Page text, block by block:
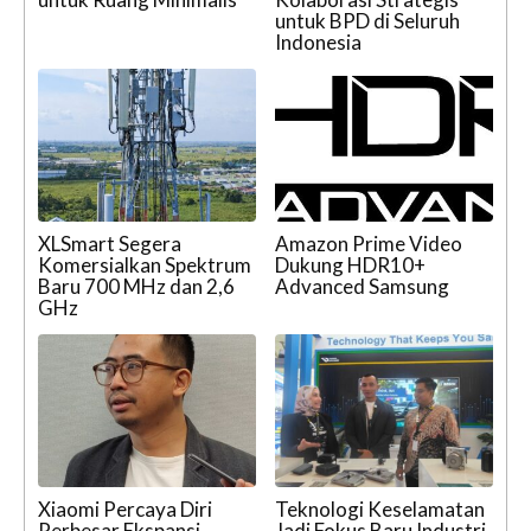
untuk BPD di Seluruh
Indonesia
XLSmart Segera
Komersialkan Spektrum
Baru 700 MHz dan 2,6
GHz
Amazon Prime Video
Dukung HDR10+
Advanced Samsung
Xiaomi Percaya Diri
Teknologi Keselamatan